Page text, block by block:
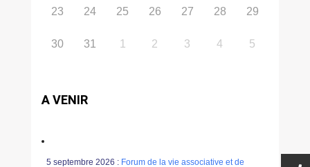
23 24 25 26 27 28 29
30 31 1 2 3 4 5
A VENIR
5 septembre 2026 : Forum de la vie associative et de